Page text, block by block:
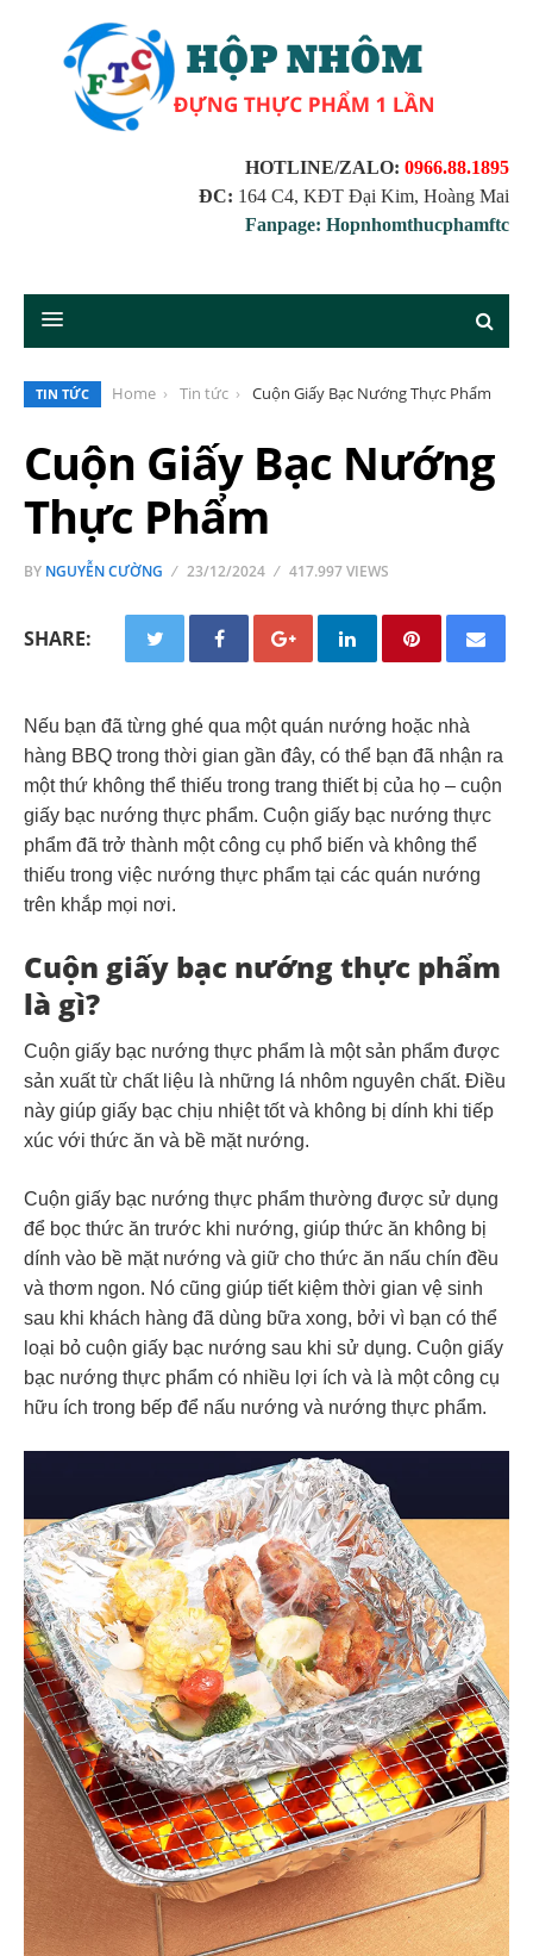
HOTLINE/ZALO: 0966.88.1895
ĐC: 164 C4, KĐT Đại Kim, Hoàng Mai
Fanpage: Hopnhomthucphamftc
TIN TỨC Home Tin tức Cuộn Giấy Bạc Nướng Thực Phẩm
Cuộn Giấy Bạc Nướng
Thực Phẩm
BY NGUYỄN CƯỜNG 23/12/2024 417.997 VIEWS
SHARE:
Nếu bạn đã từng ghé qua một quán nướng hoặc nhà
hàng BBQ trong thời gian gần đây, có thể bạn đã nhận ra
một thứ không thể thiếu trong trang thiết bị của họ – cuộn
giấy bạc nướng thực phẩm. Cuộn giấy bạc nướng thực
phẩm đã trở thành một công cụ phổ biến và không thể
thiếu trong việc nướng thực phẩm tại các quán nướng
trên khắp mọi nơi.
Cuộn giấy bạc nướng thực phẩm
là gì?
Cuộn giấy bạc nướng thực phẩm là một sản phẩm được
sản xuất từ chất liệu là những lá nhôm nguyên chất. Điều
này giúp giấy bạc chịu nhiệt tốt và không bị dính khi tiếp
xúc với thức ăn và bề mặt nướng.
Cuộn giấy bạc nướng thực phẩm thường được sử dụng
để bọc thức ăn trước khi nướng, giúp thức ăn không bị
dính vào bề mặt nướng và giữ cho thức ăn nấu chín đều
và thơm ngon. Nó cũng giúp tiết kiệm thời gian vệ sinh
sau khi khách hàng đã dùng bữa xong, bởi vì bạn có thể
loại bỏ cuộn giấy bạc nướng sau khi sử dụng. Cuộn giấy
bạc nướng thực phẩm có nhiều lợi ích và là một công cụ
hữu ích trong bếp để nấu nướng và nướng thực phẩm.